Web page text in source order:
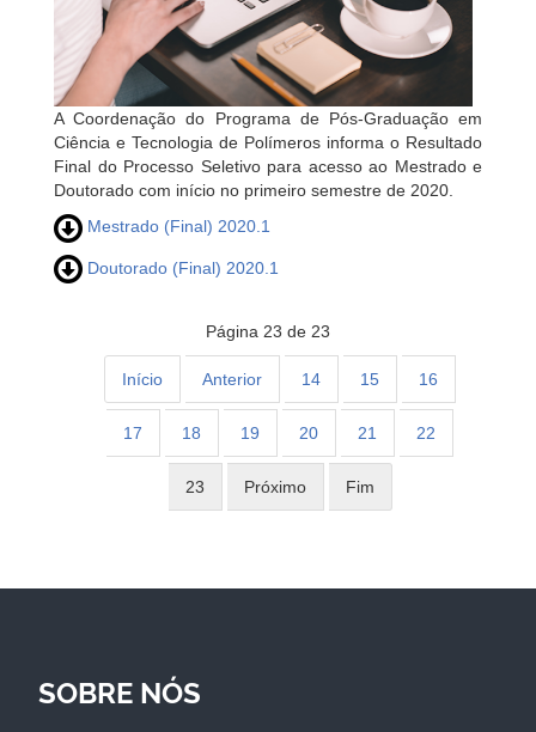
A Coordenação do Programa de Pós-Graduação em
Ciência e Tecnologia de Polímeros informa o Resultado
Final do Processo Seletivo para acesso ao Mestrado e
Doutorado com início no primeiro semestre de 2020.
Mestrado (Final) 2020.1
Doutorado (Final) 2020.1
Página 23 de 23
Início Anterior 14 15 16
17 18 19 20 21 22
23 Próximo Fim
SOBRE NÓS